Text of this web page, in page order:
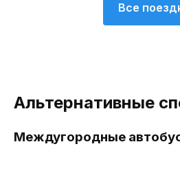
Все
Альтернативные
Междугородные